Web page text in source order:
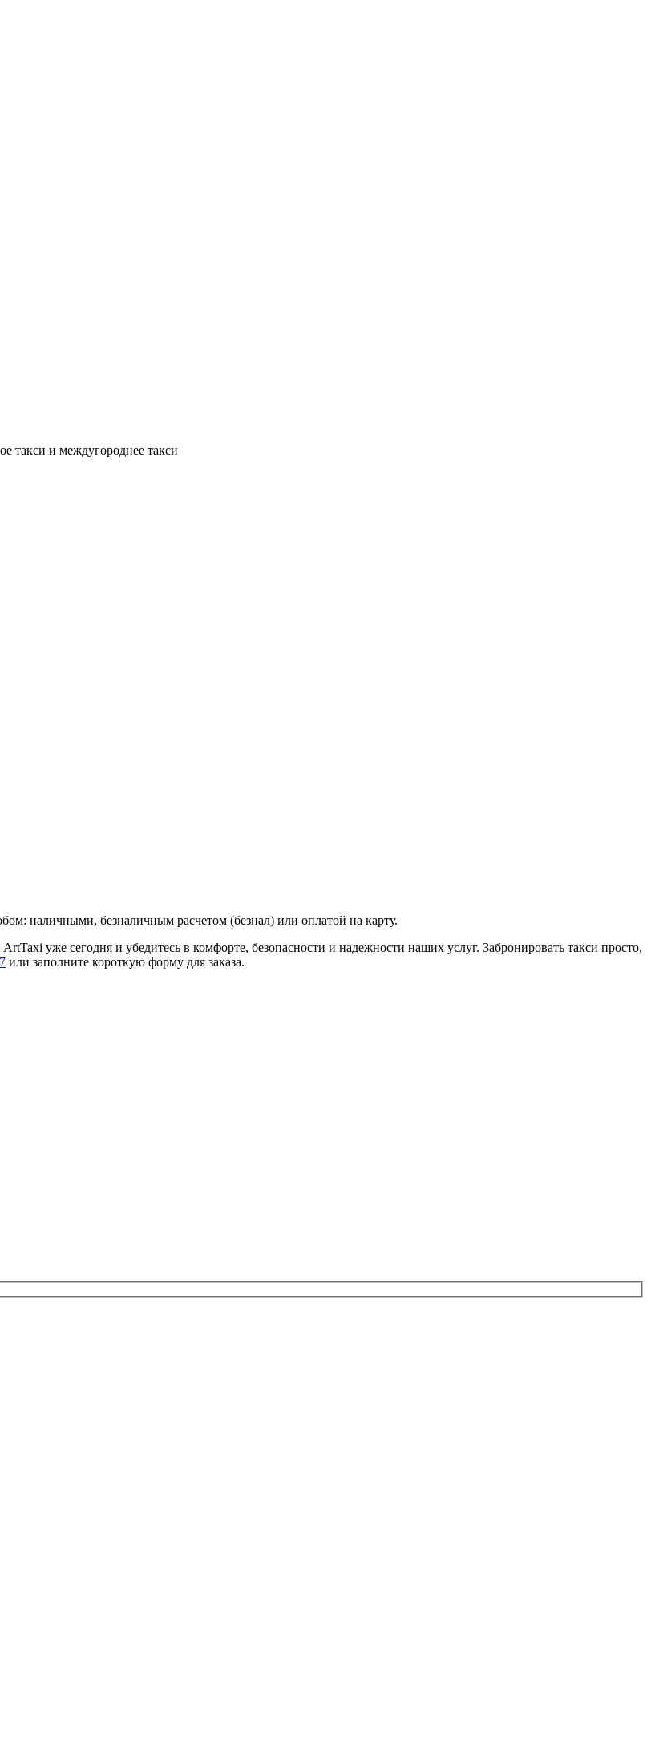
такси и междугороднее такси
наличными, безналичным расчетом (безнал) или оплатой на карту.
уже сегодня и убедитесь в комфорте, безопасности и надежности наших услуг. Забронировать такси просто,
или заполните короткую форму для заказа.